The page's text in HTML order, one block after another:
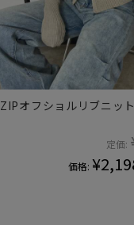
ZIPオフショルリブニット
定価:
価格: